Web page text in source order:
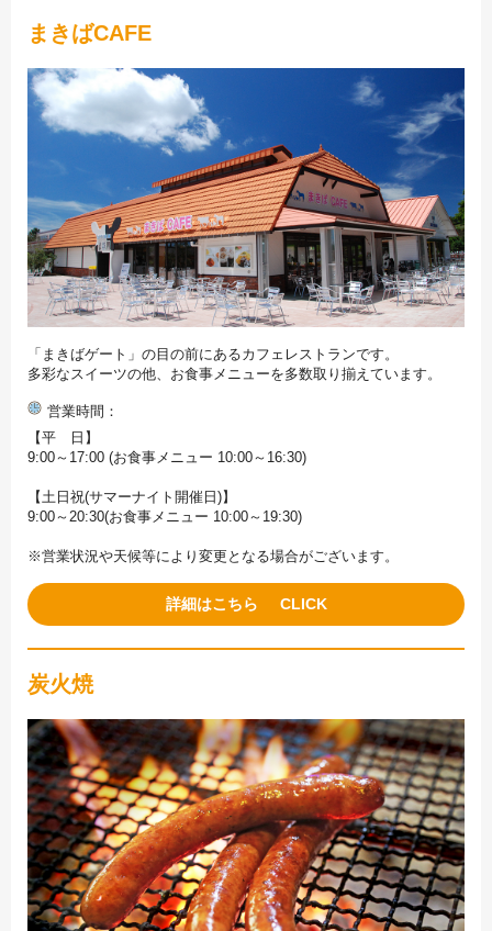
まきばCAFE
「まきばゲート」の目の前にあるカフェレストランです。
多彩なスイーツの他、お食事メニューを多数取り揃えています。
営業時間
【平 日】
9:00～17:00 (お食事メニュー 10:00～16:30)
【土日祝(サマーナイト開催日)】
9:00～20:30(お食事メニュー 10:00～19:30)
※営業状況や天候等により変更となる場合がございます。
詳細はこちら
炭火焼